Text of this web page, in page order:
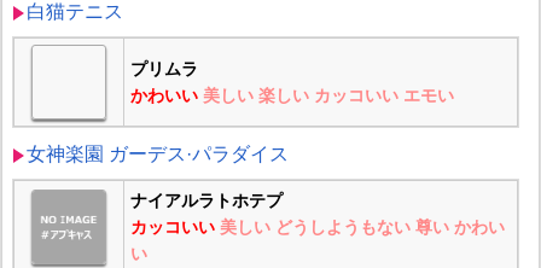
白猫テニス
プリムラ
かわいい 美しい 楽しい カッコいい エモい
女神楽園 ガーデス·パラダイス
ナイアルラトホテプ
カッコいい 美しい どうしようもない 尊い かわい
い